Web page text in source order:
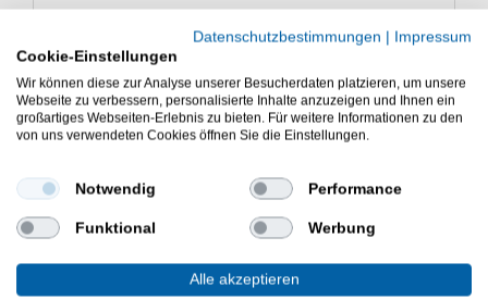
Technische Daten
Vorfachlänge: 130 cm
Schnurstärke: 0,40 mm und 0,30 mm
Hakengröße: 8
Hakenanzahl: 5
Häufig gestellte Fragen zum Balzer
Heringsvorfach
Für welche Zielfische eignet sich das Balzer
Heringsvorfach?
Datenschutzbestimmungen | Impressum
Cookie-Einstellungen
Wir können diese zur Analyse unserer Besucherdaten platzieren, um unsere
Webseite zu verbessern, personalisierte Inhalte anzuzeigen und Ihnen ein
großartiges Webseiten-Erlebnis zu bieten. Für weitere Informationen zu den
von uns verwendeten Cookies öffnen Sie die Einstellungen.
Notwendig Performance
Funktional Werbung
Alle akzeptieren